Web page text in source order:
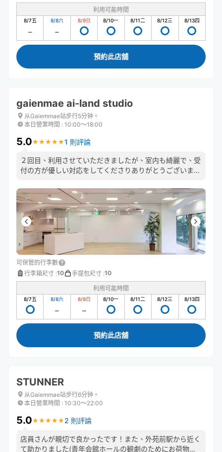
利用可能時間
8/7五 8/8六 8/9日 8/10一 8/11二 8/12三 8/13四
預約此店舖
gaienmae ai-land studio
从Gaiemmae站步行5分钟。
本日營業時間 : 10:00〜18:00
5.0★ ★ ★ ★ ★
★ ★ ★ ★ ★1 則評論
２回目、利用させていただきましたが、室内も綺麗で、受
付の方が優しい対応をしてくださりありがとうございまし
可保管的行李數
行李箱尺寸 :10 手提包尺寸 :10
利用可能時間
8/7五 8/8六 8/9日 8/10一 8/11二 8/12三 8/13四
預約此店舖
STUNNER
从Gaiemmae站步行6分钟。
本日營業時間 : 10:30〜22:00
5.0★ ★ ★ ★ ★
★ ★ ★ ★ ★ 2 則評論
店員さんが親切で良かったです！また、外苑前駅から近く
て助かりました(青年会館ホールの観劇のためにお荷物を